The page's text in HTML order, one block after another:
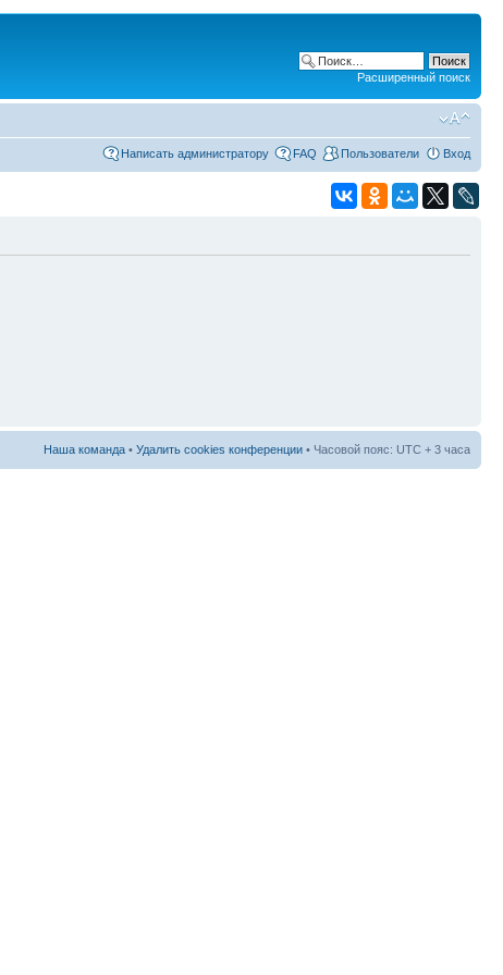
Расширенный поиск
Написать администратору FAQ Пользователи Вход
Наша команда • Удалить cookies конференции • Часовой пояс: UTC + 3 часа